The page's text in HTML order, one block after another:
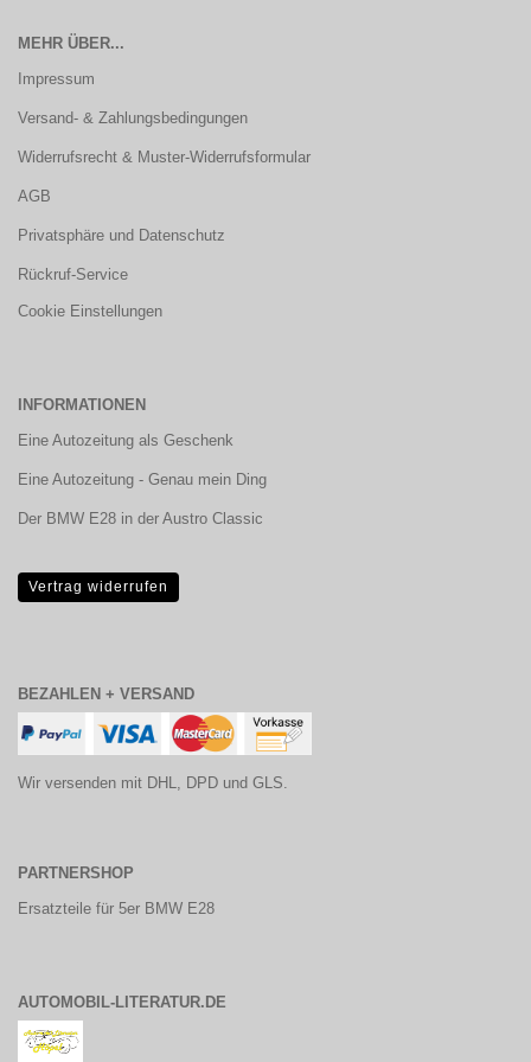
MEHR ÜBER...
Impressum
Versand- & Zahlungsbedingungen
Widerrufsrecht & Muster-Widerrufsformular
AGB
Privatsphäre und Datenschutz
Rückruf-Service
Cookie Einstellungen
INFORMATIONEN
Eine Autozeitung als Geschenk
Eine Autozeitung - Genau mein Ding
Der BMW E28 in der Austro Classic
Vertrag widerrufen
BEZAHLEN + VERSAND
Wir versenden mit DHL, DPD und GLS.
PARTNERSHOP
Ersatzteile für 5er BMW E28
AUTOMOBIL-LITERATUR.DE